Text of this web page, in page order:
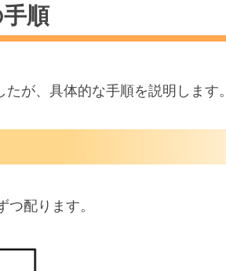
順
が、具体的な手順を説明します。
配ります。